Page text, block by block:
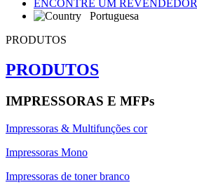
ENCONTRE UM REVENDEDOR
Portuguesa
PRODUTOS
PRODUTOS
IMPRESSORAS E MFPs
Impressoras & Multifunções cor
Impressoras Mono
Impressoras de toner branco